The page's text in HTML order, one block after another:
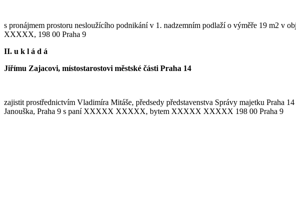
s pronájmem prostoru nesloužícího podnikání v 1. nadzemním podlaží o výměře 19 m2
XXXXX, 198 00 Praha 9
II. u k l á d á
Jiřímu Zajacovi, místostarostovi městské části Praha 14
zajistit prostřednictvím Vladimíra Mitáše, předsedy představenstva Správy majetku Praha
Janouška, Praha 9 s paní XXXXX XXXXX, bytem XXXXX XXXXX 198 00 Praha 9